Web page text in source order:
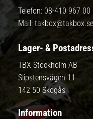
Telefon: 08-410 967 00
Mail: takbox@takbox.se
Lager- &
TBX Stockholm AB
Slipstensvägen 11
142 50 Skogås
Information